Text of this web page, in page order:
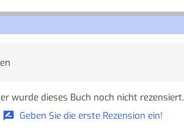
wurde dieses Buch noch nicht rezensiert.
Geben Sie die erste Rezension ein!